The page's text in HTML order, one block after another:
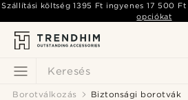
Keresés
Szállítási költség1395 Ft ingyenes 17 500 Ft
opciókat
Borotválkozás Biztonsági borotvák